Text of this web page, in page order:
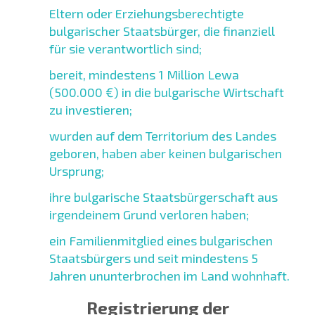
Eltern oder Erziehungsberechtigte
bulgarischer Staatsbürger, die finanziell
für sie verantwortlich sind;
bereit, mindestens 1 Million Lewa
(500.000 €) in die bulgarische Wirtschaft
zu investieren;
wurden auf dem Territorium des Landes
geboren, haben aber keinen bulgarischen
Ursprung;
ihre bulgarische Staatsbürgerschaft aus
irgendeinem Grund verloren haben;
ein Familienmitglied eines bulgarischen
Staatsbürgers und seit mindestens 5
Jahren ununterbrochen im Land wohnhaft.
Registrierung der